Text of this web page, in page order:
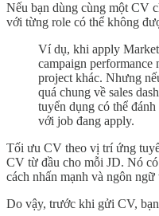
Nếu bạn dùng cùng một CV
với từng role có thể không
Ví dụ, khi apply
campaign performance
project khác. Nhưng
quá chung về sales
tuyển dụng có thể
với job đang apply.
Tối ưu CV theo vị trí ứng
CV từ đầu cho mỗi JD. Nó
cách nhấn mạnh và ngôn
Do vậy, trước khi gửi CV,